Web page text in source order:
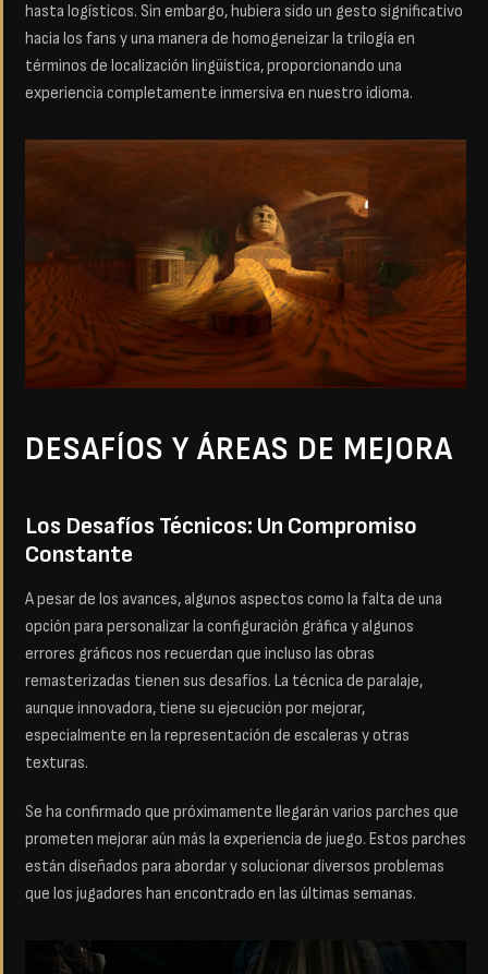
hasta logísticos. Sin embargo, hubiera sido un gesto significativo
hacia los fans y una manera de homogeneizar la trilogía en
términos de localización lingüística, proporcionando una
experiencia completamente inmersiva en nuestro idioma.
DESAFÍOS Y ÁREAS DE MEJORA
Los Desafíos Técnicos: Un Compromiso
Constante
A pesar de los avances, algunos aspectos como la falta de una
opción para personalizar la configuración gráfica y algunos
errores gráficos nos recuerdan que incluso las obras
remasterizadas tienen sus desafíos. La técnica de paralaje,
aunque innovadora, tiene su ejecución por mejorar,
especialmente en la representación de escaleras y otras
texturas.
Se ha confirmado que próximamente llegarán varios parches que
prometen mejorar aún más la experiencia de juego. Estos parches
están diseñados para abordar y solucionar diversos problemas
que los jugadores han encontrado en las últimas semanas.